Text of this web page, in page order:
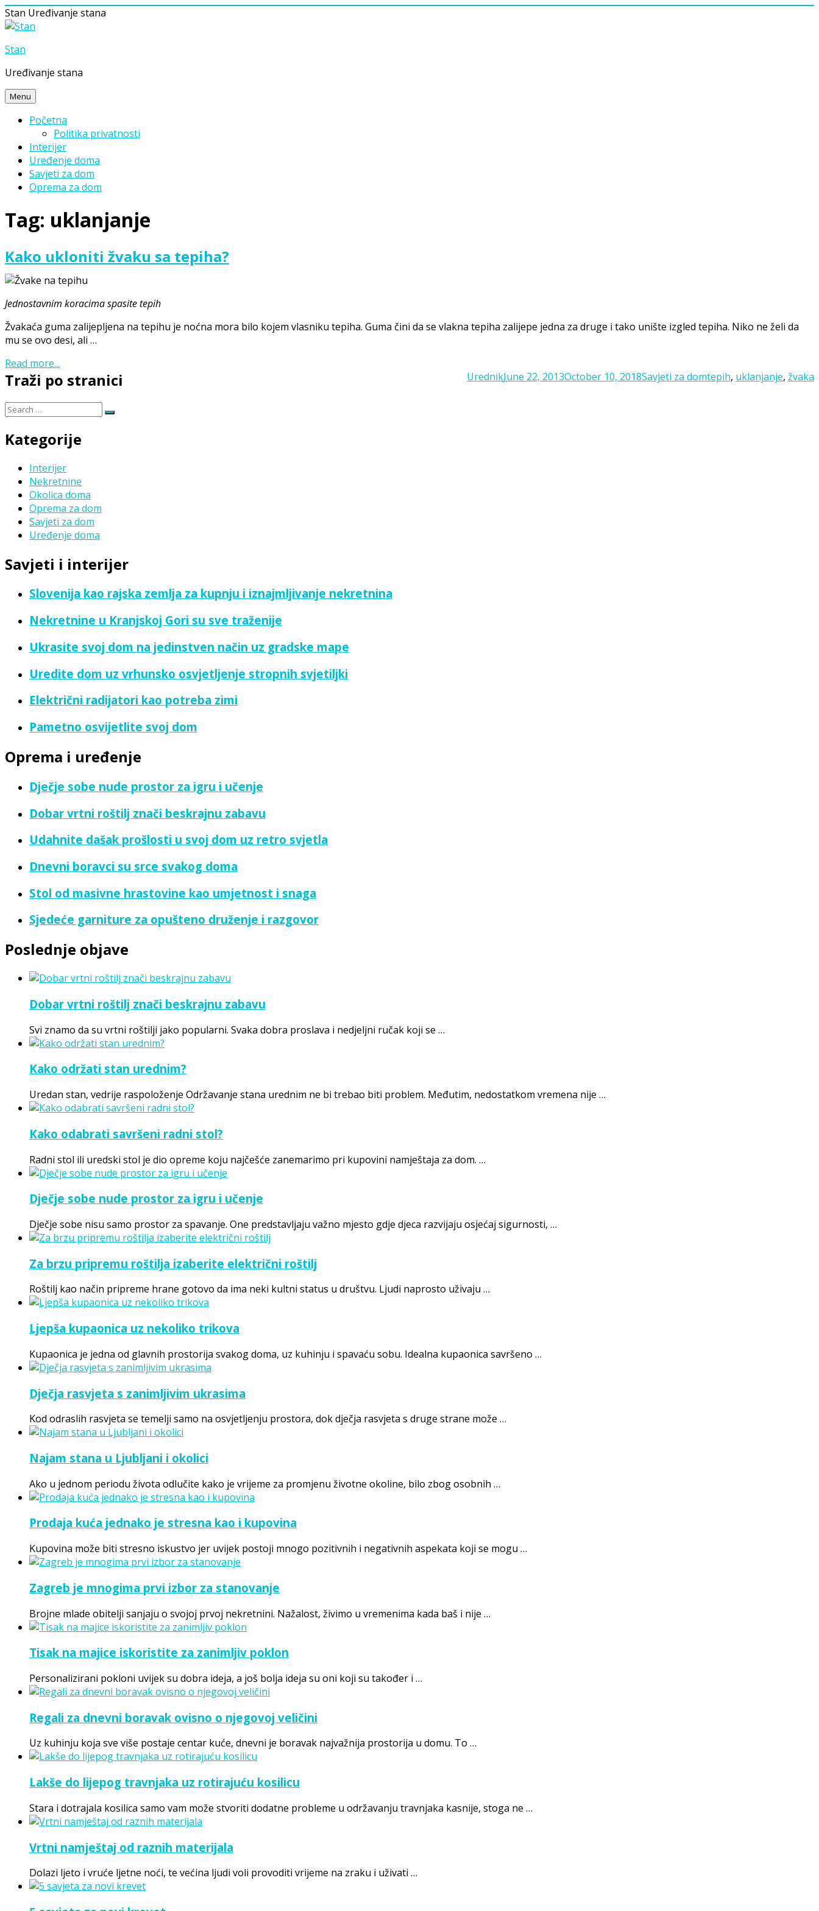
Stan Uređivanje stana
Skip
content
Stan
Uređivanje stana
Menu
Početna
Politika privatnosti
Interijer
Uređenje doma
Savjeti za dom
Oprema za dom
Tag: uklanjanje
Kako ukloniti žvaku sa tepiha?
Jednostavnim koracima spasite tepih
Žvakaća guma zalijepljena na tepihu je noćna mora bilo kojem vlasniku tepiha. Guma čini da se vlakna tepiha zalijepe jedna za druge i tako unište izgled tepiha. Niko ne želi da
mu se ovo desi, ali …
Read more...
UrednikPosted
June 22, 2013October 10, 2018Categories
Savjeti za domTags
tepih, uklanjanje, žvaka
Traži po stranici
Search
Search
Kategorije
Interijer
Nekretnine
Okolica doma
Oprema za dom
Savjeti za dom
Uređenje doma
Savjeti i interijer
Slovenija kao rajska zemlja za kupnju i iznajmljivanje nekretnina
Nekretnine u Kranjskoj Gori su sve traženije
Ukrasite svoj dom na jedinstven način uz gradske mape
Uredite dom uz vrhunsko osvjetljenje stropnih svjetiljki
Električni radijatori kao potreba zimi
Pametno osvijetlite svoj dom
Oprema i uređenje
Dječje sobe nude prostor za igru i učenje
Dobar vrtni roštilj znači beskrajnu zabavu
Udahnite dašak prošlosti u svoj dom uz retro svjetla
Dnevni boravci su srce svakog doma
Stol od masivne hrastovine kao umjetnost i snaga
Sjedeće garniture za opušteno druženje i razgovor
Poslednje objave
Dobar vrtni roštilj znači beskrajnu zabavu
Svi znamo da su vrtni roštilji jako popularni. Svaka dobra proslava i nedjeljni ručak koji se …
Kako održati stan urednim?
Uredan stan, vedrije raspoloženje Održavanje stana urednim ne bi trebao biti problem. Međutim, nedostatkom vremena nije …
Kako odabrati savršeni radni stol?
Radni stol ili uredski stol je dio opreme koju najčešće zanemarimo pri kupovini namještaja za dom. …
Dječje sobe nude prostor za igru i učenje
Dječje sobe nisu samo prostor za spavanje. One predstavljaju važno mjesto gdje djeca razvijaju osjećaj sigurnosti, …
Za brzu pripremu roštilja izaberite električni roštilj
Roštilj kao način pripreme hrane gotovo da ima neki kultni status u društvu. Ljudi naprosto uživaju …
Ljepša kupaonica uz nekoliko trikova
Kupaonica je jedna od glavnih prostorija svakog doma, uz kuhinju i spavaću sobu. Idealna kupaonica savršeno …
Dječja rasvjeta s zanimljivim ukrasima
Kod odraslih rasvjeta se temelji samo na osvjetljenju prostora, dok dječja rasvjeta s druge strane može …
Najam stana u Ljubljani i okolici
Ako u jednom periodu života odlučite kako je vrijeme za promjenu životne okoline, bilo zbog osobnih …
Prodaja kuća jednako je stresna kao i kupovina
Kupovina može biti stresno iskustvo jer uvijek postoji mnogo pozitivnih i negativnih aspekata koji se mogu …
Zagreb je mnogima prvi izbor za stanovanje
Brojne mlade obitelji sanjaju o svojoj prvoj nekretnini. Nažalost, živimo u vremenima kada baš i nije …
Tisak na majice iskoristite za zanimljiv poklon
Personalizirani pokloni uvijek su dobra ideja, a još bolja ideja su oni koji su također i …
Regali za dnevni boravak ovisno o njegovoj veličini
Uz kuhinju koja sve više postaje centar kuće, dnevni je boravak najvažnija prostorija u domu. To …
Lakše do lijepog travnjaka uz rotirajuću kosilicu
Stara i dotrajala kosilica samo vam može stvoriti dodatne probleme u održavanju travnjaka kasnije, stoga ne …
Vrtni namještaj od raznih materijala
Dolazi ljeto i vruće ljetne noći, te većina ljudi voli provoditi vrijeme na zraku i uživati …